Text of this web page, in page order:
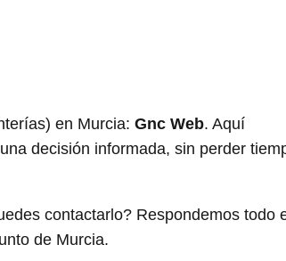
en Murcia: Gnc Web. Aquí
decisión informada, sin perder
contactarlo? Respondemos todo
de Murcia.